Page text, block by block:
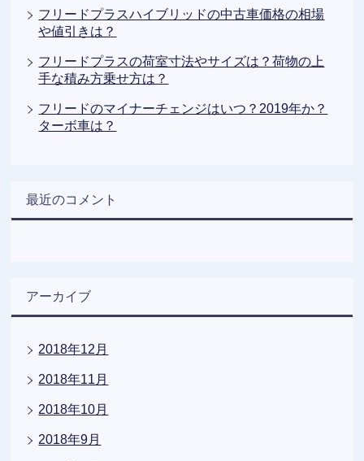
フリードプラスハイブリッドの中古車価格の相場
や値引きは？
フリードプラスの荷室寸法やサイズは？荷物の上
手な積み方乗せ方は？
フリードのマイナーチェンジはいつ？2019年か？
ターボ車は？
最近のコメント
アーカイブ
2018年12月
2018年11月
2018年10月
2018年9月